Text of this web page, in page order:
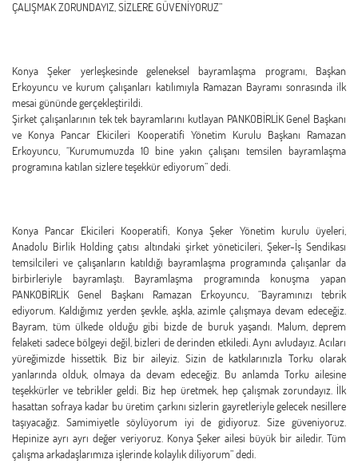
ÇALIŞMAK ZORUNDAYIZ, SİZLERE GÜVENİYORUZ”
Konya Şeker yerleşkesinde geleneksel bayramlaşma programı, Başkan
Erkoyuncu ve kurum çalışanları katılımıyla Ramazan Bayramı sonrasında ilk
mesai gününde gerçekleştirildi.
Şirket çalışanlarının tek tek bayramlarını kutlayan PANKOBİRLİK Genel Başkanı
ve Konya Pancar Ekicileri Kooperatifi Yönetim Kurulu Başkanı Ramazan
Erkoyuncu, “Kurumumuzda 10 bine yakın çalışanı temsilen bayramlaşma
programına katılan sizlere teşekkür ediyorum” dedi.
Konya Pancar Ekicileri Kooperatifi, Konya Şeker Yönetim kurulu üyeleri,
Anadolu Birlik Holding çatısı altındaki şirket yöneticileri, Şeker-İş Sendikası
temsilcileri ve çalışanların katıldığı bayramlaşma programında çalışanlar da
birbirleriyle bayramlaştı. Bayramlaşma programında konuşma yapan
PANKOBİRLİK Genel Başkanı Ramazan Erkoyuncu, “Bayramınızı tebrik
ediyorum. Kaldığımız yerden şevkle, aşkla, azimle çalışmaya devam edeceğiz.
Bayram, tüm ülkede olduğu gibi bizde de buruk yaşandı. Malum, deprem
felaketi sadece bölgeyi değil, bizleri de derinden etkiledi. Aynı avludayız. Acıları
yüreğimizde hissettik. Biz bir aileyiz. Sizin de katkılarınızla Torku olarak
yanlarında olduk, olmaya da devam edeceğiz. Bu anlamda Torku ailesine
teşekkürler ve tebrikler geldi. Biz hep üretmek, hep çalışmak zorundayız. İlk
hasattan sofraya kadar bu üretim çarkını sizlerin gayretleriyle gelecek nesillere
taşıyacağız. Samimiyetle söylüyorum iyi de gidiyoruz. Size güveniyoruz.
Hepinize ayrı ayrı değer veriyoruz. Konya Şeker ailesi büyük bir ailedir. Tüm
çalışma arkadaşlarımıza işlerinde kolaylık diliyorum” dedi.